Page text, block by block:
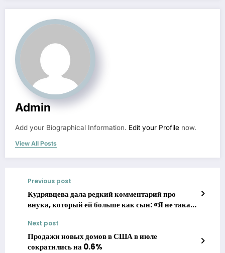
Admin
Add your Biographical Information. Edit your Profile now.
View All Posts
Previous post
Кудрявцева дала редкий комментарий про
внука, который ей больше как сын: «Я не такая
Next post
Продажи новых домов в США в июле
сократились на 0.6%